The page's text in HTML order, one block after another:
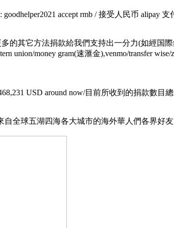
accept rmb / 接受人民币 alipay 支
其它方法捐款給我們支持出一分力(如經国際
union/money gram(速滙金),venmo/transfer
USD around now/目前所收到的捐款數目
全球五湖四海各大城市的海外華人們各界好